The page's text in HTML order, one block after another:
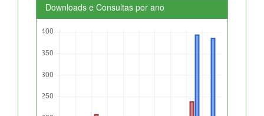
Downloads e Consultas por ano